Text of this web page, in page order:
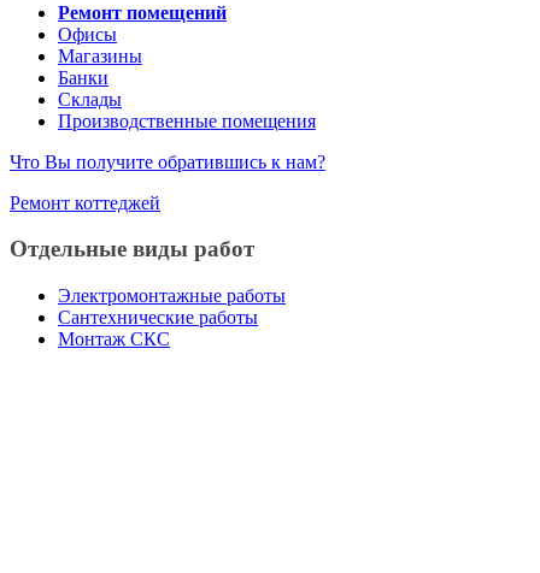
Ремонт помещений
Офисы
Магазины
Банки
Склады
Производственные помещения
Что Вы получите обратившись к нам?
Ремонт коттеджей
Отдельные виды работ
Электромонтажные работы
Сантехнические работы
Монтаж СКС